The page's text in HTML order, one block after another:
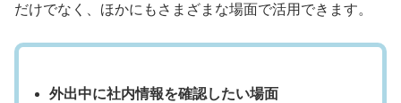
だけでなく、ほかにもさまざまな場面で活用できます。
外出中に社内情報を確認したい場面